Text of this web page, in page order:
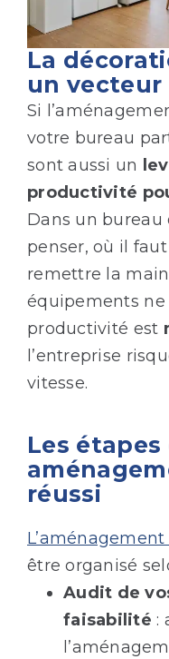
La
un
Si
votre bureau
sont aussi un
productivité
Dans un bureau
penser, où il
remettre la
équipements
productivité est
l’entreprise
vitesse.
Les étapes
réussi
être organisé
Audit de
faisabilité :